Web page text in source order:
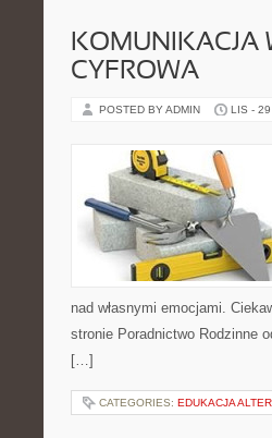
KOMUNIKACJA
CYFROWA
POSTED BY ADMIN LIS -
nad własnymi emocjami.
stronie Poradnictwo Rodzinne
[…]
CATEGORIES: EDUKACJA